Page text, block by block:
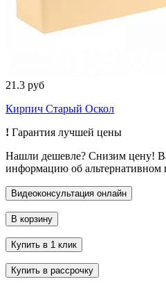
21.3 руб
Кирпич Старый Оскол
! Гарантия лучшей цены
Нашли дешевле? Снизим цену!
информацию об альтернативном